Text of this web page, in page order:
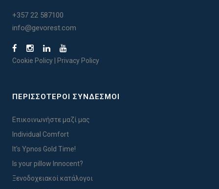
+357 22 587100
info@gevorest.com
Cookie Policy Privacy Policy
ΠΕΡΙΣΣΟΤΕΡΟΙ ΣΥΝΔΕΣΜΟΙ
Επικοινωνήστε μαζί μας
Individual Comfort
It's Ypnos Gold Time!
Is your pillow Innocent?
Ξενοδοχειακοί κατάλογοι